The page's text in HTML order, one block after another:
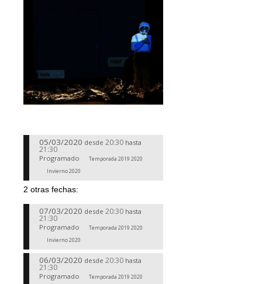
05/03/2020 desde 20:30 hasta
21:30
Programado
Temporada 2019 2020
Invierno 2020
2 otras fechas:
07/03/2020 desde 20:30 hasta
21:30
Programado
Temporada 2019 2020
Invierno 2020
06/03/2020 desde 20:30 hasta
21:30
Programado
Temporada 2019 2020